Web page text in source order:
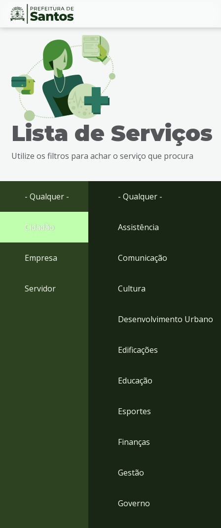
Ir
busca
Ir
rodapé
Conteúdo
Lista de Serviços
Utilize os filtros para achar o serviço que procura
- Qualquer -
Cidadão
Empresa
Servidor
- Qualquer -
Assistência
Comunicação
Cultura
Desenvolvimento Urbano
Edificações
Educação
Esportes
Finanças
Gestão
Governo